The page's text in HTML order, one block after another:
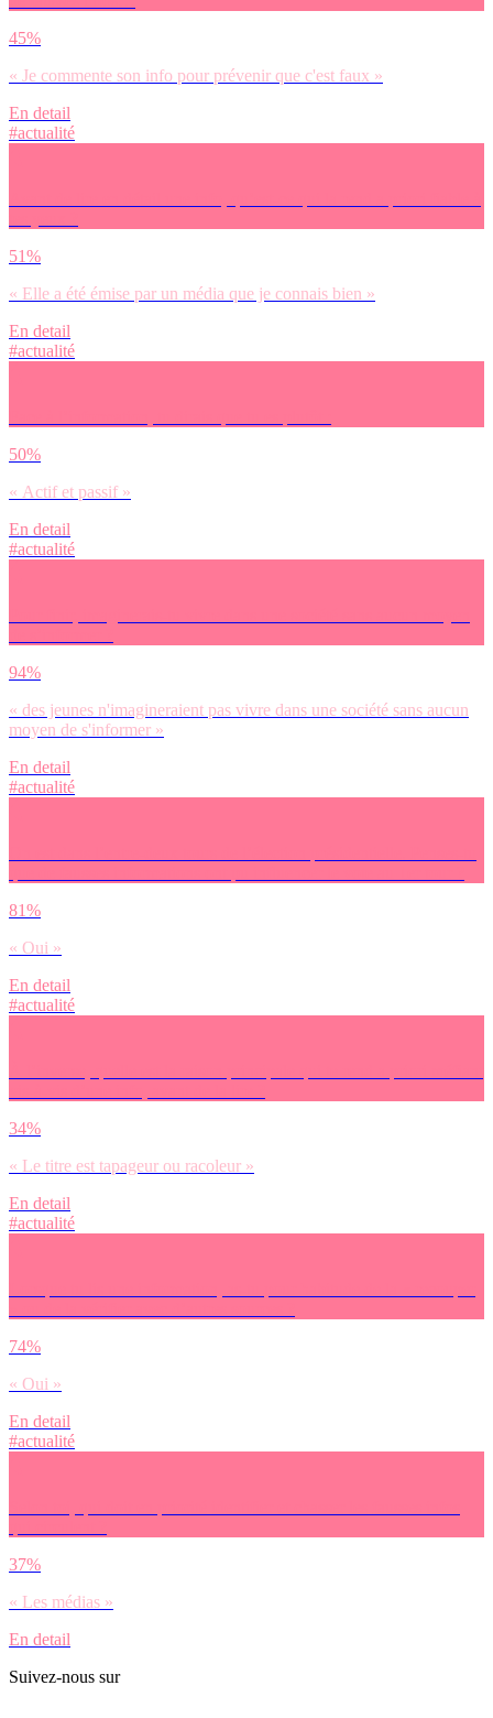
45%
« Je commente son info pour prévenir que c'est faux »
En detail
#actualité
51%
« Elle a été émise par un média que je connais bien »
En detail
#actualité
50%
« Actif et passif »
En detail
#actualité
94%
« des jeunes n'imagineraient pas vivre dans une société sans aucun
moyen de s'informer »
En detail
#actualité
81%
« Oui »
En detail
#actualité
34%
« Le titre est tapageur ou racoleur »
En detail
#actualité
74%
« Oui »
En detail
#actualité
37%
« Les médias »
En detail
Suivez-nous sur